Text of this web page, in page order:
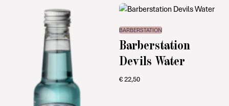
BARBERSTATION
Barberstation
Devils Water
€22,50